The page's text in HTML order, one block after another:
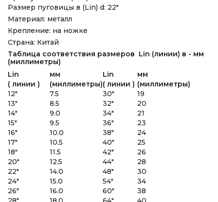
Размер пуговицы в (Lin) d: 22"
Материал: металл
Крепление: на ножке
Страна: Китай
Таблица соответствия размеров Lin (линии) в - мм
(миллиметры)
Lin
мм Lin
мм
( линии )
(миллиметры)( линии ) (миллиметры)
12"
7.5 30"
19
13"
8.5 32"
20
14"
9.0 34"
21
15"
9.5 36"
23
16"
10.0 38"
24
17"
10.5 40"
25
18"
11.5 42"
26
20"
12.5 44"
28
22"
14.0 48"
30
24"
15.0 54"
34
26"
16.0 60"
38